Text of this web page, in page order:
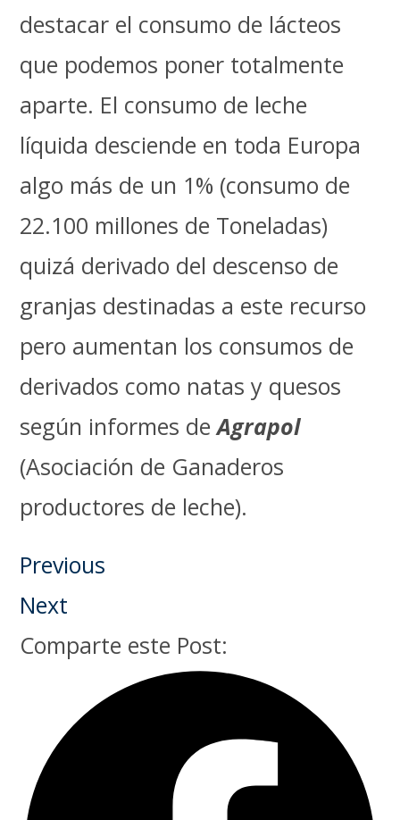
destacar el consumo de lácteos
que podemos poner totalmente
aparte. El consumo de leche
líquida desciende en toda Europa
algo más de un 1% (consumo de
22.100 millones de Toneladas)
quizá derivado del descenso de
granjas destinadas a este recurso
pero aumentan los consumos de
derivados como natas y quesos
según informes deAgrapol
(Asociación de Ganaderos
productores de leche).
Previous
Next
Comparte este Post: